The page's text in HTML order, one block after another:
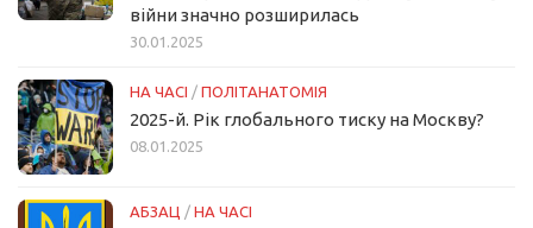
війни значно розширилась
30.01.2025
НА ЧАСІ / ПОЛІТАНАТОМІЯ
2025-й. Рік глобального тиску на Москву?
08.01.2025
АБЗАЦ / НА ЧАСІ